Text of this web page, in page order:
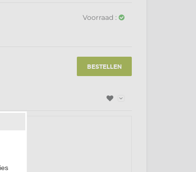
Voorraad :
BESTELLEN